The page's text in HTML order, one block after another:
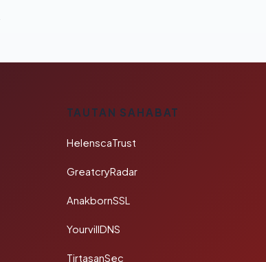
TAUTAN SAHABAT
HelenscaTrust
GreatcryRadar
AnakbornSSL
YourvillDNS
TirtasanSec